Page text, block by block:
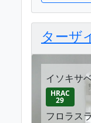
ターザ
イソキサ
HRAC
29
フロラス